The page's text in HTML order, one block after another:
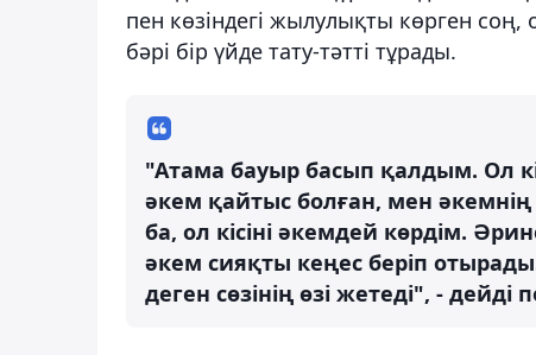
пен көзіндегі жылулықты көрген
бәрі бір үйде тату-тәтті тұрады.
"Атама бауыр басып қалдым. Ол
әкем қайтыс болған, мен
ба, ол кісіні әкемдей көрдім.
әкем сияқты кеңес беріп
деген сөзінің өзі жетеді", -